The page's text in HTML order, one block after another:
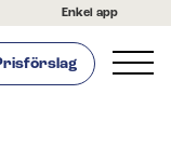
Enkel app